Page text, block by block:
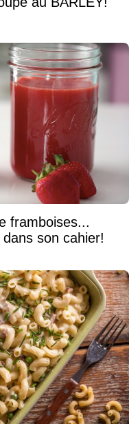
framboises...
son cahier!